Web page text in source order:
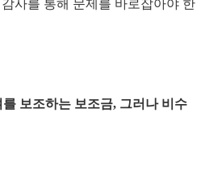
사를 통해 문제를 바로잡아야 한
보조하는 보조금, 그러나 비수